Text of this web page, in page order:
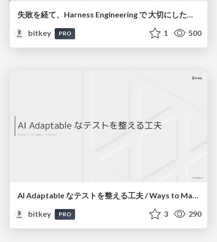
失敗を経て、Harness Engineering で 大切にしたいことを考える / Learning from Failure: What Matters in Harness Engineering
bitkey
PRO 1 500
AI Adaptable なテストを整える工夫 / Ways to Make Your Tests AI-Adaptable
bitkey
PRO 3 290